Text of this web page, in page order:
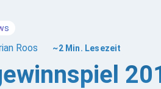
Roos ~2 Min. Lesezeit